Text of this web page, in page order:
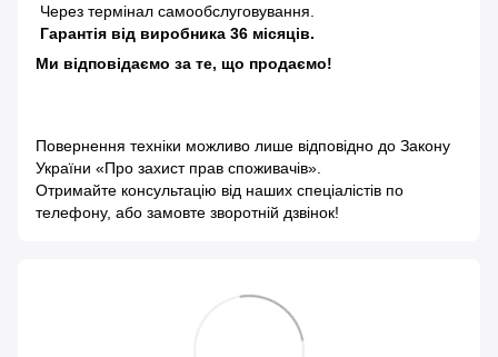
Через термінал самообслуговування.
Гарантія від виробника 36 місяців.
Ми відповідаємо за те, що продаємо!
Повернення техніки можливо лише відповідно до Закону
України «Про захист прав споживачів»
Отримайте консультацію від наших спеціалістів по
телефону, або замовте зворотній дзвінок!